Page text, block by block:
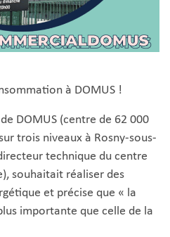
à DOMUS !
DOMUS (centre de 62 000
trois niveaux à Rosny-sous-
technique du centre
souhaitait réaliser des
et précise que « la
importante que celle de la